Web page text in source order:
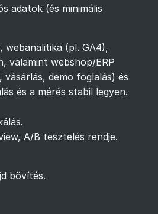
adatok (és minimális
(pl. GA4),
valamint webshop/ERP
vásárlás, demo foglalás) és
és a mérés stabil legyen.
A/B tesztelés rendje.
bővítés.